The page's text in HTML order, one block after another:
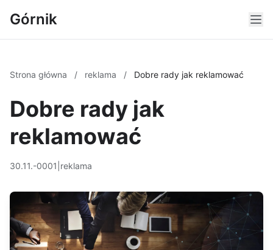
Górnik
Strona główna / reklama / Dobre rady jak reklamować
Dobre rady jak
reklamować
30.11.-0001 reklama